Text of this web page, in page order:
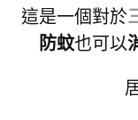
這是一個對於
防蚊也可以